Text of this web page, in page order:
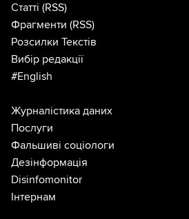
Статті (RSS)
Фрагменти (RSS)
Розсилки Текстів
Вибір редакції
#English
Журналістика даних
Послуги
Фальшиві соціологи
Дезінформація
Disinfomonitor
Інтернам